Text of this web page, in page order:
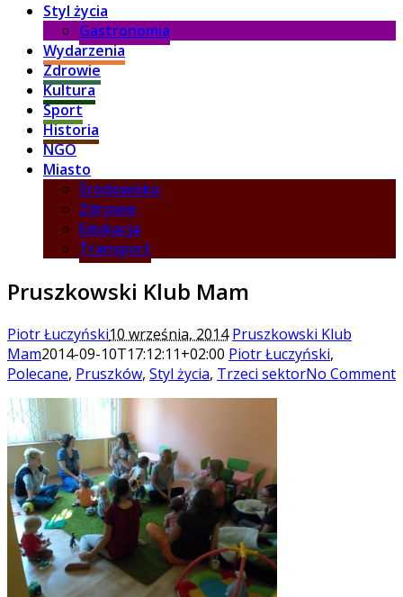
Styl życia
Gastronomia
Wydarzenia
Zdrowie
Kultura
Sport
Historia
NGO
Miasto
Środowisko
Zdrowie
Edukacja
Transport
Pruszkowski Klub Mam
Piotr Łuczyński10 września, 2014 Pruszkowski Klub
Mam2014-09-10T17:12:11+02:00 Piotr Łuczyński,
Polecane, Pruszków, Styl życia, Trzeci sektorNo Comment